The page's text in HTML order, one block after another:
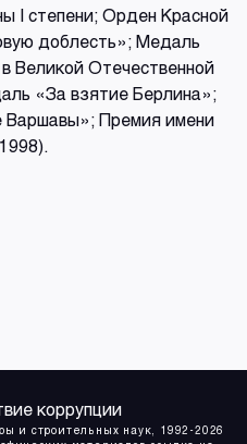
I степени; Орден Красной
доблесть»; Медаль
Великой Отечественной
«За взятие Берлина»;
Премия имени
и строительных наук, 1992-2026
коррупции